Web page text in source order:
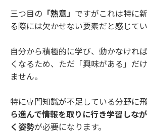
三つ目の 「熱意」 ですがこれは特に
る際には欠かせない要素だと感じてい
自分から積極的に学び、動かなけれ
くなるため、ただ「興味がある」だ
ません。
特に専門知識が不足している分野に飛
ら進んで情報を取りに行き学習しな
く姿勢が必要になります。